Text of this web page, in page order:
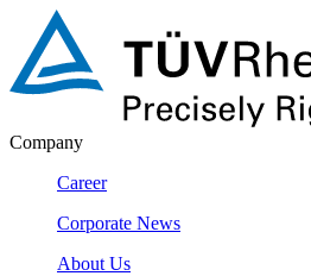
Company
Career
Corporate News
About Us